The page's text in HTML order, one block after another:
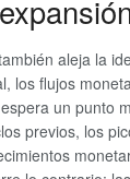
aleja la
los flujos
un punto
previos, los